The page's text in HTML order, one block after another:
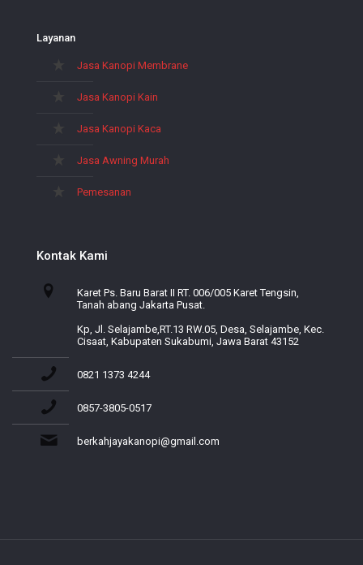
Layanan
Jasa Kanopi Membrane
Jasa Kanopi Kain
Jasa Kanopi Kaca
Jasa Awning Murah
Pemesanan
Kontak Kami
Karet Ps. Baru Barat II RT. 006/005 Karet Tengsin,
Tanah abang Jakarta Pusat.
Kp, Jl. Selajambe,RT.13 RW.05, Desa, Selajambe, Kec.
Cisaat, Kabupaten Sukabumi, Jawa Barat 43152
0821 1373 4244
0857-3805-0517
berkahjayakanopi@gmail.com